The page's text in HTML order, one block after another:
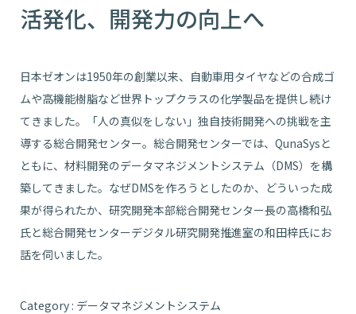
活発化、開発力の向上へ
日本ゼオンは1950年の創業以来、自動車用タイヤなどの合成ゴ
ムや高機能樹脂など世界トップクラスの化学製品を提供し続け
てきました。「人の真似をしない」独自技術開発への挑戦を主
導する総合開発センター。総合開発センターでは、QunaSysと
ともに、材料開発のデータマネジメントシステム（DMS）を構
築してきました。なぜDMSを作ろうとしたのか、どういった成
果が得られたか、研究開発本部総合開発センター長の高橋和弘
氏と総合開発センターデジタル研究開発推進室の和田梓氏にお
話を伺いました。
Category : データマネジメントシステム